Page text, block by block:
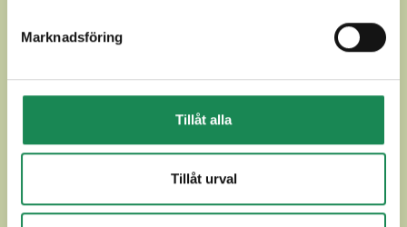
Marknadsföring
Tillåt alla
Tillåt urval
DROTTNINGPAJ 440g